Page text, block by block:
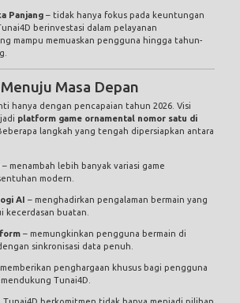
Panjang – tidak hanya fokus pada keuntungan
berinvestasi dalam pelayanan
mampu memuaskan pengguna hingga tahun-
Masa Depan
hanya dengan pencapaian tahun 2026. Visi
platform game ornamental nomor satu di
langkah yang tengah dipersiapkan antara
– menambah lebih banyak variasi game
modern.
AI – menghadirkan pengalaman bermain yang
kecerdasan buatan.
– memungkinkan pengguna bermain di
sinkronisasi data penuh.
penghargaan khusus bagi pengguna
Tunai4D.